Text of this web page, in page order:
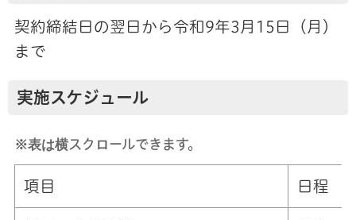
契約締結日の翌日から令和9年3月15日（月）
まで
実施スケジュール
※表は横スクロールできます。
項目 日程